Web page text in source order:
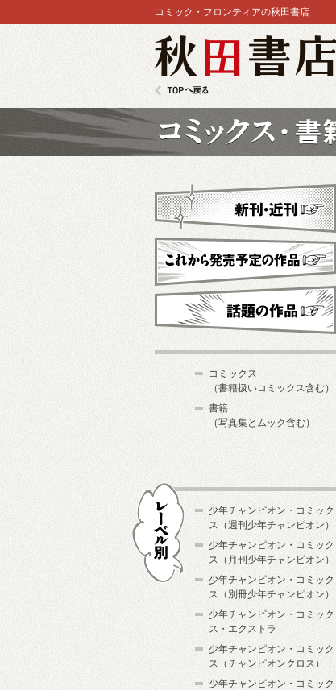
コミック・フロンティアの秋田書店
新刊・近刊
これから発売予定
コミックス
（書籍扱いコミックス含む）
書籍
（写真集とムック含む）
少年チャンピオン・コミック
ス（週刊少年チャンピオン）
少年チャンピオン・コミック
ス（月刊少年チャンピオン）
少年チャンピオン・コミック
ス（別冊少年チャンピオン）
少年チャンピオン・コミック
ス・エクストラ
少年チャンピオン・コミック
ス（チャンピオンクロス）
少年チャンピオン・コミック